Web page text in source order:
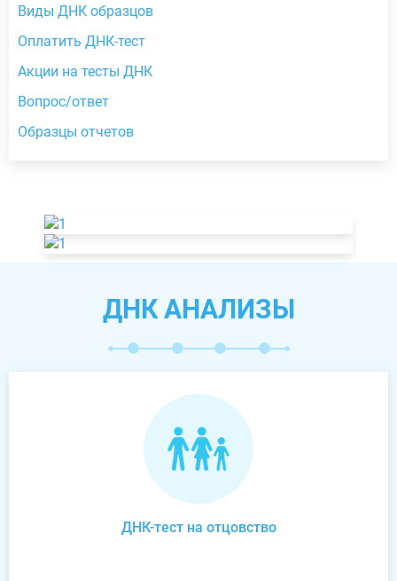
Виды ДНК образцов
Оплатить ДНК-тест
Акции на тесты ДНК
Вопрос/ответ
Образцы отчетов
ДНК АНАЛИЗЫ
ДНК-тест на отцовство